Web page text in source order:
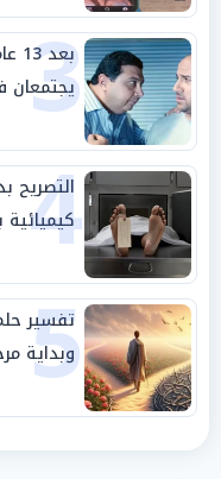
3
4
التصريح
كيميائية
5
تفسير
وبداية